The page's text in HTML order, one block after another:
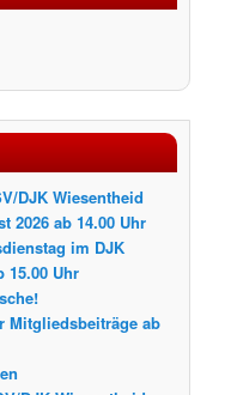
DJK Wiesentheid
2026 ab 14.00 Uhr
im DJK
15.00 Uhr
Mitgliedsbeiträge ab